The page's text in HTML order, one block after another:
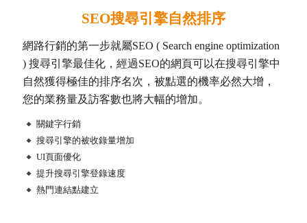
SEO搜尋引擎自然排序
網路行銷的第一步就屬SEO ( Search engine optimization
) 搜尋引擎最佳化，經過SEO的網頁可以在搜尋引擎中
自然獲得極佳的排序名次，被點選的機率必然大增，
您的業務量及訪客數也將大幅的增加。
關鍵字行銷
搜尋引擎的被收錄量增加
UI頁面優化
提升搜尋引擎登錄速度
熱門連結點建立